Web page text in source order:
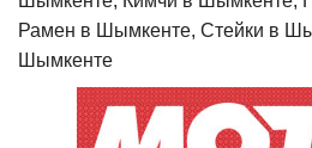
Рамен в Шымкенте, Стейки в
Шымкенте